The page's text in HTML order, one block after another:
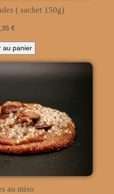
( sachet 150g)
€
au panier
au miso